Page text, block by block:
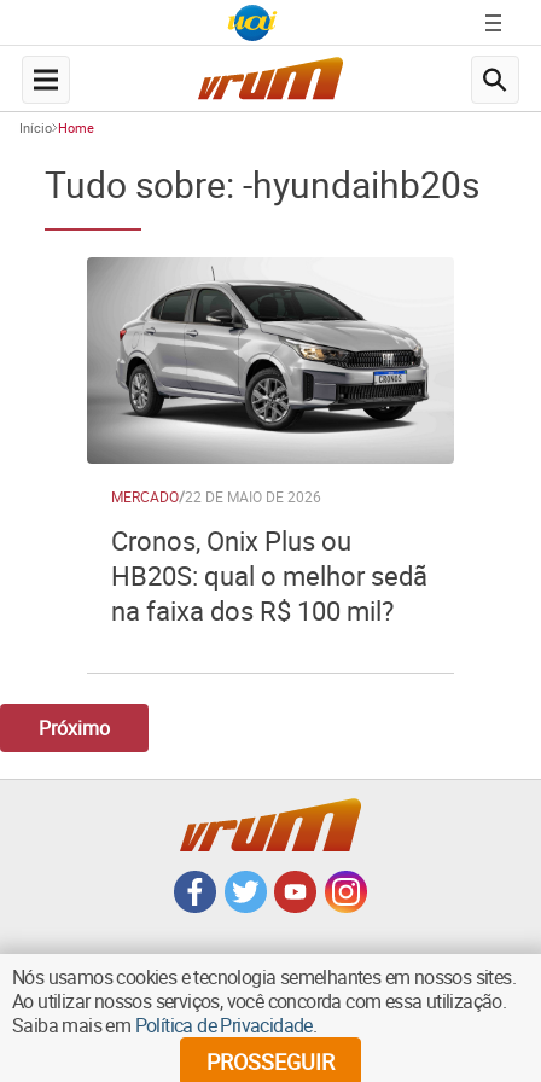
Início Home
Tudo sobre: -hyundaihb20s
MERCADO/22 DE MAIO DE 2026
Cronos, Onix Plus ou
HB20S: qual o melhor sedã
na faixa dos R$ 100 mil?
Próximo
VOLTAR AO TOPO
Nós usamos cookies e tecnologia semelhantes em nossos sites.
Ao utilizar nossos serviços, você concorda com essa utilização.
Saiba mais em Política de Privacidade.
PROSSEGUIR